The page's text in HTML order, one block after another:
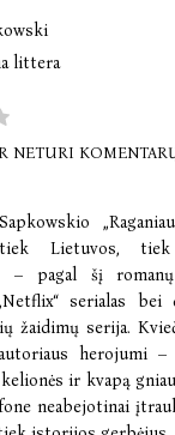
littera
NETURI
tiek Lietuvos,
– pagal šį
serialas bei
žaidimų serija.
herojumi –
ir kvapą
neabejotinai